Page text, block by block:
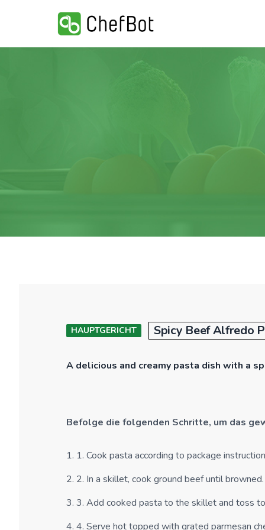
HAUPTGERICHT Spicy Beef Alfredo
A delicious and creamy pasta dish with a
Befolge die folgenden Schritte, um das
1. 1. Cook pasta according to package
2. 2. In a skillet, cook ground beef until
3. 3. Add cooked pasta to the skillet and toss
4. 4. Serve hot topped with grated parmesan